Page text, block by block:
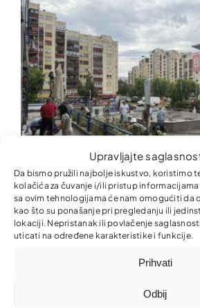
Upravljajte
Da bismo pružili najbolje iskustvo, koristimo
kolačića za čuvanje i/ili pristup
sa ovim tehnologijama će nam omogućiti da
kao što su ponašanje pri pregledanju ili
lokaciji. Nepristanak ili povlačenje
uticati na određene karakteristike i funkcije.
Prihvati
Odbij
Zajedno za ljepšu i uredniju